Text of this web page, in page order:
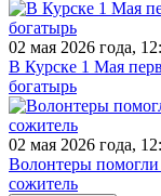
02 мая 2026 года,
В Курске 1 Мая
богатырь
02 мая 2026 года,
Волонтеры
сожитель